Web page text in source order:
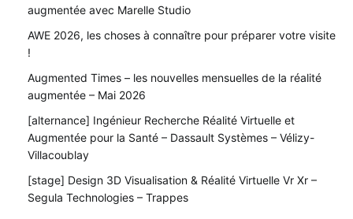
augmentée avec Marelle Studio
AWE 2026, les choses à connaître pour préparer votre visite
!
Augmented Times – les nouvelles mensuelles de la réalité
augmentée – Mai 2026
[alternance] Ingénieur Recherche Réalité Virtuelle et
Augmentée pour la Santé – Dassault Systèmes – Vélizy-
Villacoublay
[stage] Design 3D Visualisation & Réalité Virtuelle Vr Xr –
Segula Technologies – Trappes